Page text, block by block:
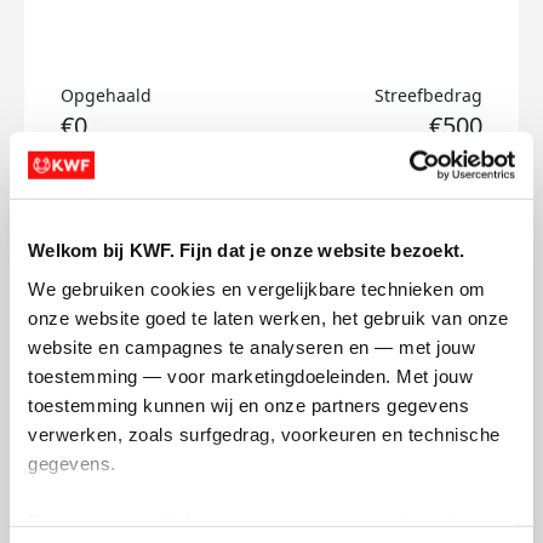
Welkom bij KWF. Fijn dat je onze website bezoekt.
We gebruiken cookies en vergelijkbare technieken om
onze website goed te laten werken, het gebruik van onze
website en campagnes te analyseren en — met jouw
toestemming — voor marketingdoeleinden. Met jouw
toestemming kunnen wij en onze partners gegevens
verwerken, zoals surfgedrag, voorkeuren en technische
gegevens.
Opgehaald
€0
Streefbedrag
€500
Doneer
Levy's badges